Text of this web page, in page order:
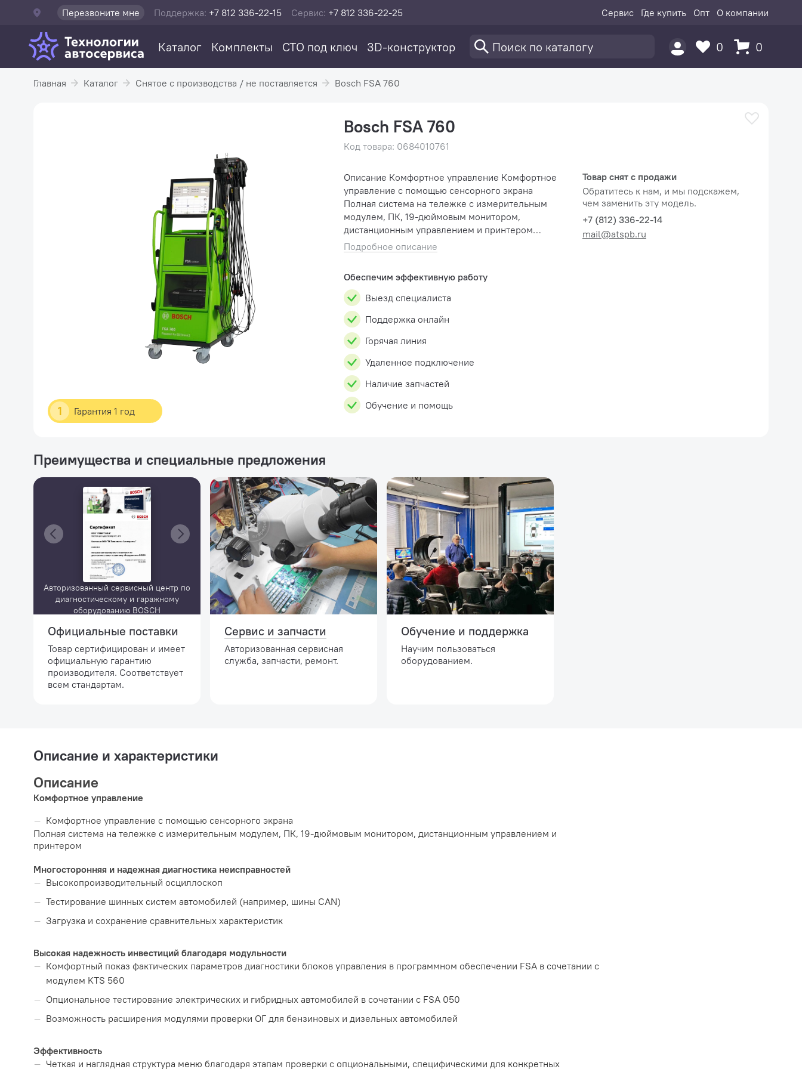
Перезвоните мне Поддержка: +7 812 336-22-15 Сервис: +7 812 336-22-25 Сервис Где купить Опт О компании
Каталог Комплекты СТО под ключ 3D-конструктор 0 0
Главная Каталог Снятое с производства / не поставляется Bosch FSA 760
1 Гарантия 1 год
Bosch FSA 760
Код товара: 0684010761
Описание Комфортное управление Комфортное
управление с помощью сенсорного экрана
Полная система на тележке с измерительным
модулем, ПК, 19-дюймовым монитором,
дистанционным управлением и принтером
Многосторонняя и надежная диагностика
неисправностей Вы�...
Подробное описание
Обеспечим эффективную работу
Выезд специалиста
Поддержка онлайн
Горячая линия
Удаленное подключение
Наличие запчастей
Обучение и помощь
Товар снят с продажи
Обратитесь к нам, и мы подскажем,
чем заменить эту модель.
+7 (812) 336-22-14
mail@atspb.ru
Преимущества и специальные предложения
Авторизованный сервисный центр по
диагностическому и гаражному
оборудованию BOSCH
Официальные поставки
Товар сертифицирован и имеет
официальную гарантию
производителя. Соответствует
всем стандартам.
Сервис и запчасти
Авторизованная сервисная
служба, запчасти, ремонт.
Обучение и поддержка
Научим пользоваться
оборудованием.
Описание и характеристики
Описание
Комфортное управление
Комфортное управление с помощью сенсорного экрана
Полная система на тележке с измерительным модулем, ПК, 19-дюймовым монитором, дистанционным управлением и
принтером
Многосторонняя и надежная диагностика неисправностей
Высокопроизводительный осциллоскоп
Тестирование шинных систем автомобилей (например, шины CAN)
Загрузка и сохранение сравнительных характеристик
Высокая надежность инвестиций благодаря модульноcти
Комфортный показ фактических параметров диагностики блоков управления в программном обеспечении FSA в сочетании с
модулем KTS 560
Опциональное тестирование электрических и гибридных автомобилей в сочетании с FSA 050
Возможность расширения модулями проверки ОГ для бензиновых и дизельных автомобилей
Эффективность
Четкая и наглядная структура меню благодаря этапам проверки с опциональными, специфическими для конкретных